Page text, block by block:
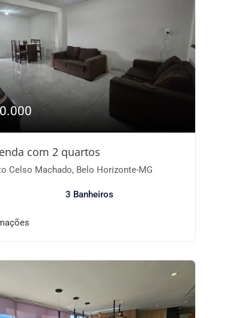
com 2 quartos
Celso Machado, Belo Horizonte-MG
3 Banheiros